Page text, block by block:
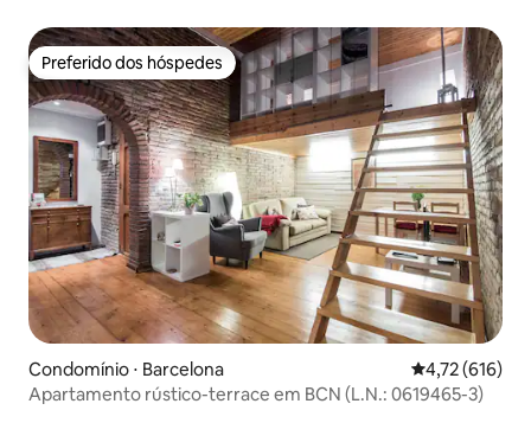
Preferido dos hóspedes
Preferido dos hóspedes
Condomínio ⋅ Barcelona 4,72 de uma
4,72 (616)
Apartamento rústico-terrace em BCN (L.N.: 0619465-3)